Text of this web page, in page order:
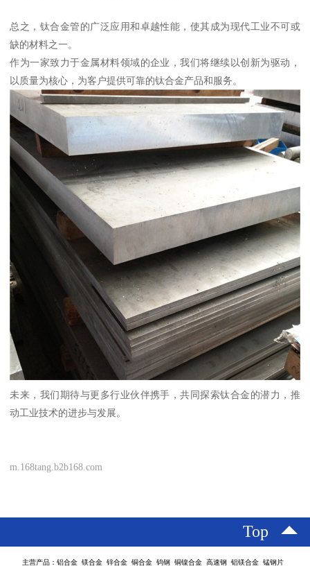
总之，钛合金管的广泛应用和卓越性能，使其成为现代工业不可或
缺的材料之一。
作为一家致力于金属材料领域的企业，我们将继续以创新为驱动，
以质量为核心，为客户提供可靠的钛合金产品和服务。
未来，我们期待与更多行业伙伴携手，共同探索钛合金的潜力，推
动工业技术的进步与发展。
m.168tang.b2b168.com
Top
主营产品：铝合金 镁合金 锌合金 铜合金 钨钢 铜镍合金 高速钢 铝镁合金 锰钢片